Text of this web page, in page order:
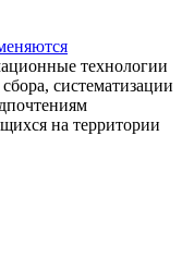
технологии
систематизации
на территории